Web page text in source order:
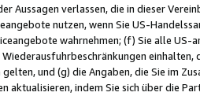
Aussagen verlassen, die in dieser
nutzen, wenn Sie US-
wahrnehmen; (f) Sie alle
gelten, und (g) die Angaben, die Sie im
aktualisieren, indem Sie sich über die